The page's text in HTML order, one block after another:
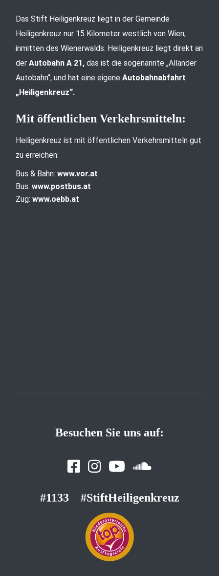
Das Stift Heiligenkreuz liegt in der Gemeinde
Heiligenkreuz nur 15 Kilometer westlich von Wien,
inmitten des Wienerwalds. Heiligenkreuz liegt direkt an
der Autobahn A 21, das ist die sogenannte „Allander
Autobahn“, und hat eine eigene Autobahnabfahrt
„Heiligenkreuz“.
Mit öffentlichen Verkehrsmitteln:
Heiligenkreuz ist mit öffentlichen Verkehrsmitteln gut
zu erreichen:
Bus & Bahn: www.vor.at
Bus: www.postbus.at
Zug: www.oebb.at
Besuchen Sie uns auf:
#1133 #StiftHeiligenkreuz